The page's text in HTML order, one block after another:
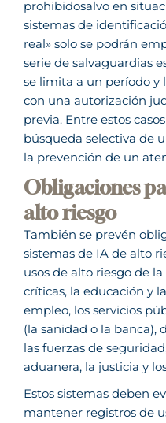
prohibidosalvo en
sistemas de
real» solo se podrán
serie de salvaguardias
se limita a un período y
con una autorización
previa. Entre estos
búsqueda selectiva de
la prevención de un
Obligaciones
alto riesgo
También se prevén
sistemas de IA de alto
usos de alto riesgo de
críticas, la educación y
empleo, los servicios
(la sanidad o la banca),
las fuerzas de
aduanera, la justicia y
Estos sistemas deben
mantener registros de